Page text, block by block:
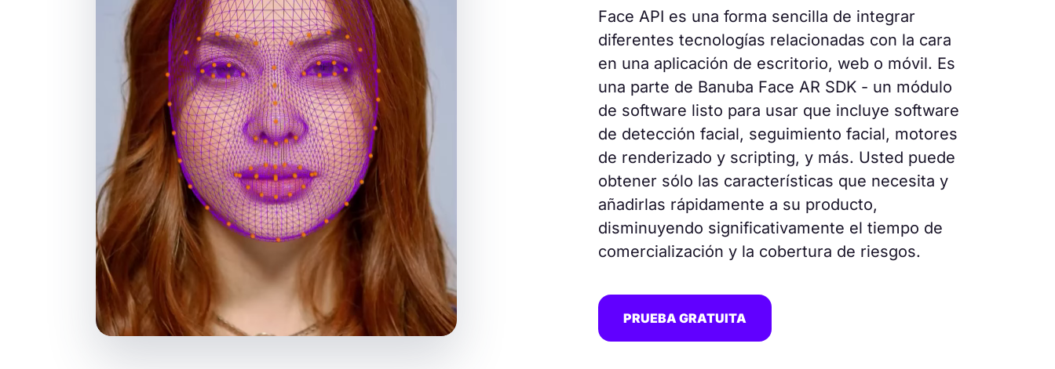
Face API es una forma sencilla de integrar
diferentes tecnologías relacionadas con la cara
en una aplicación de escritorio, web o móvil. Es
una parte de Banuba Face AR SDK - un módulo
de software listo para usar que incluye software
de detección facial, seguimiento facial, motores
de renderizado y scripting, y más. Usted puede
obtener sólo las características que necesita y
añadirlas rápidamente a su producto,
disminuyendo significativamente el tiempo de
comercialización y la cobertura de riesgos.
PRUEBA GRATUITA